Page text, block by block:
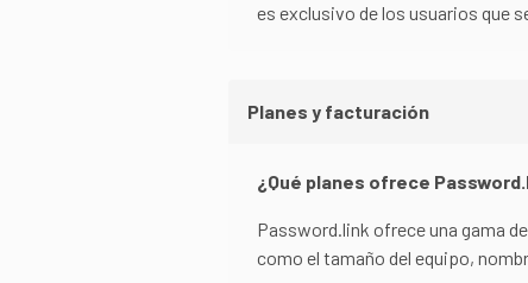
es exclusivo de los usuarios que
Planes y facturación
¿Qué planes ofrece
Password.link ofrece una gama
como el tamaño del equipo,